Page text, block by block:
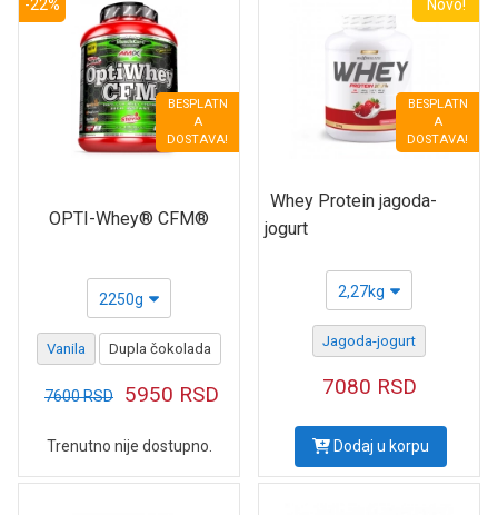
BESPLATN
A
DOSTAVA!
-22%
OPTI-Whey® CFM®
2250g
Vanila Dupla čokolada
7600RSD 5950 RSD
Trenutno nije dostupno.
BESPLATN
A
DOSTAVA!
Novo!
Whey Protein jagoda-
jogurt
2,27kg
Jagoda-jogurt
7080 RSD
Dodaj u korpu